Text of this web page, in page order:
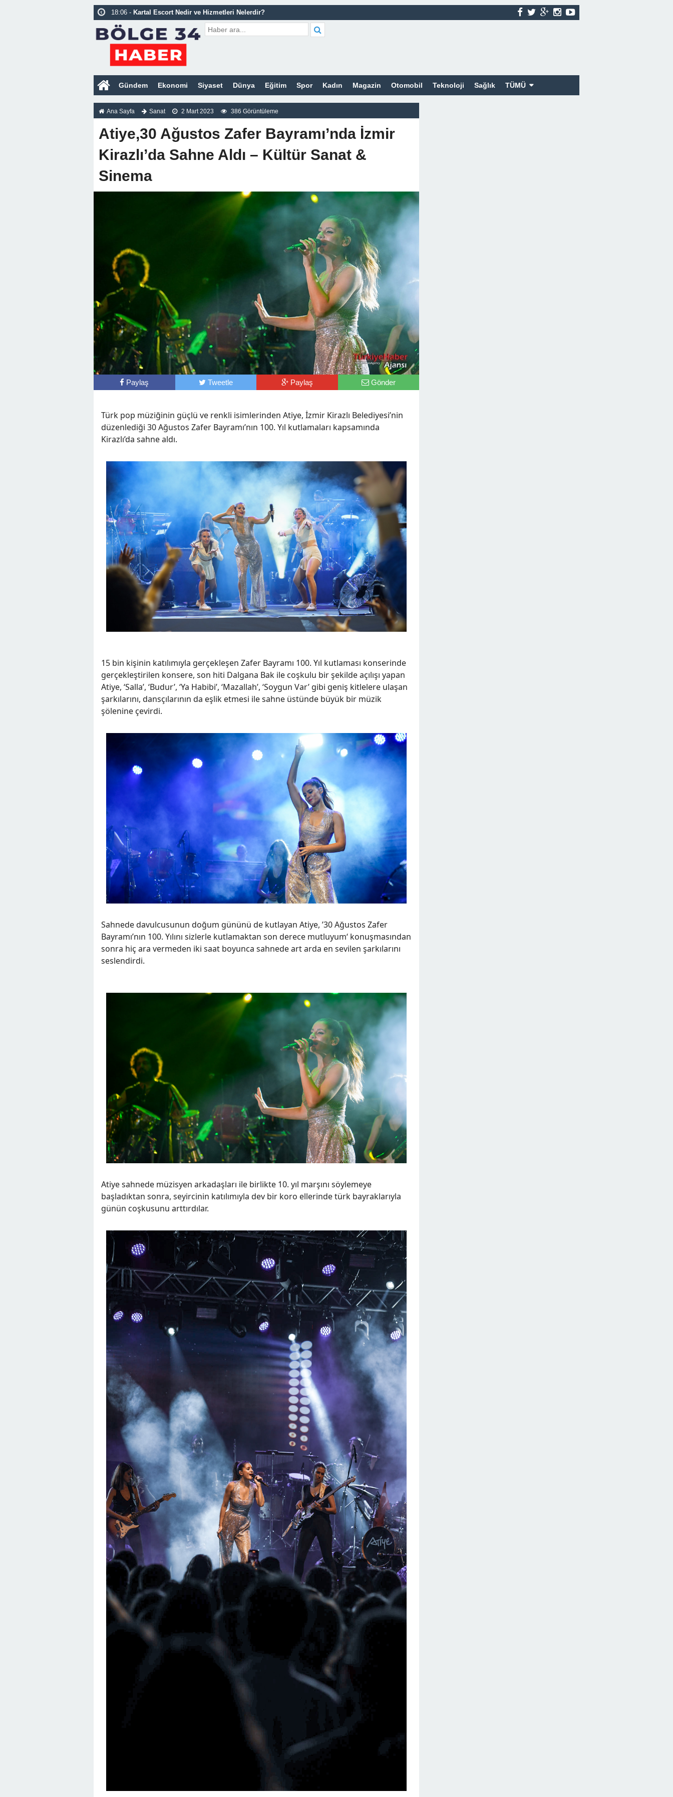
18:06 - Kartal Escort Nedir ve Hizmetleri Nelerdir?
18:06 - Maltepe Escort Nedir ve Hizmetleri Nelerdir?
18:05 -Ataşehir Escort Nedir ve Hizmetleri Nelerdir?
18:05 -Pendik Escort Nedir ve Hizmetleri Nelerdir?
00:08 -Kartal Escort Bayan Vip Deniz
Gündem Ekonomi Siyaset Dünya Eğitim Spor Kadın Magazin Otomobil Teknoloji Sağlık TÜMÜ
Ana Sayfa Sanat 2 Mart 2023 386 Görüntüleme
Atiye,30 Ağustos Zafer Bayramı’nda İzmir
Kirazlı’da Sahne Aldı – Kültür Sanat &
Sinema
Paylaş Tweetle Paylaş Gönder
Türk pop müziğinin güçlü ve renkli isimlerinden Atiye, İzmir Kirazlı Belediyesi’nin
düzenlediği 30 Ağustos Zafer Bayramı’nın 100. Yıl kutlamaları kapsamında
Kirazlı’da sahne aldı.
15 bin kişinin katılımıyla gerçekleşen Zafer Bayramı 100. Yıl kutlaması konserinde
gerçekleştirilen konsere, son hiti Dalgana Bak ile coşkulu bir şekilde açılışı yapan
Atiye, ‘Salla’, ‘Budur’, ‘Ya Habibi’, ‘Mazallah’, ‘Soygun Var’ gibi geniş kitlelere ulaşan
şarkılarını, dansçılarının da eşlik etmesi ile sahne üstünde büyük bir müzik
şölenine çevirdi.
Sahnede davulcusunun doğum gününü de kutlayan Atiye, ’30 Ağustos Zafer
Bayramı’nın 100. Yılını sizlerle kutlamaktan son derece mutluyum‘ konuşmasından
sonra hiç ara vermeden iki saat boyunca sahnede art arda en sevilen şarkılarını
seslendirdi.
Atiye sahnede müzisyen arkadaşları ile birlikte 10. yıl marşını söylemeye
başladıktan sonra, seyircinin katılımıyla dev bir koro ellerinde türk bayraklarıyla
günün coşkusunu arttırdılar.